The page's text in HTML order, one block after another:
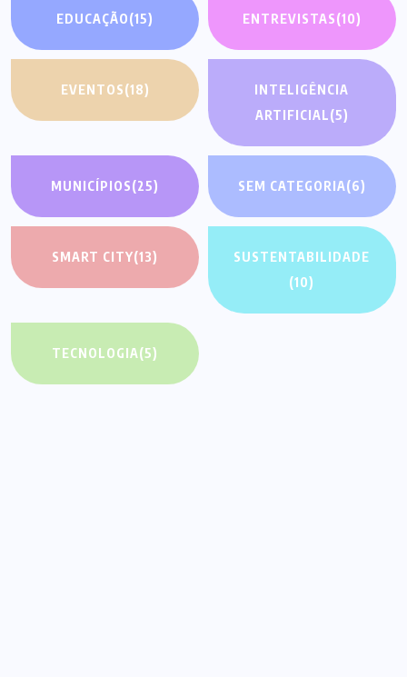
EDUCAÇÃO(15) ENTREVISTAS(10)
EVENTOS(18)
INTELIGÊNCIA
ARTIFICIAL(5)
MUNICÍPIOS(25) SEM CATEGORIA(6)
SMART CITY(13)
SUSTENTABILIDADE
(10)
TECNOLOGIA(5)